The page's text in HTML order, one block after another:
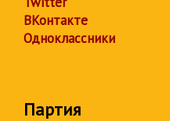
ВКонтакте
Одноклассники
Партия